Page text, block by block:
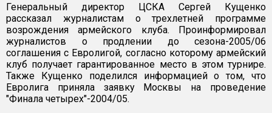
Генеральный директор ЦСКА Сергей Кущенко
рассказал журналистам о трехлетней программе
возрождения армейского клуба. Проинформировал
журналистов о продлении до сезона-2005/06
соглашения с Евролигой, согласно которому армейский
клуб получает гарантированное место в этом турнире.
Также Кущенко поделился информацией о том, что
Евролига приняла заявку Москвы на проведение
"Финала четырех"-2004/05.